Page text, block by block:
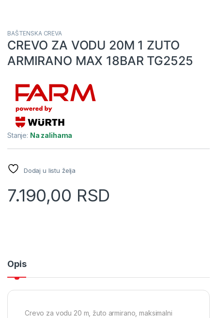
BAŠTENSKA CREVA
CREVO ZA VODU 20M 1 ZUTO
ARMIRANO MAX 18BAR TG2525
Stanje: Na zalihama
Dodaj u listu želja
7.190,00 RSD
Opis
Crevo za vodu 20 m, žuto armirano, maksimalni